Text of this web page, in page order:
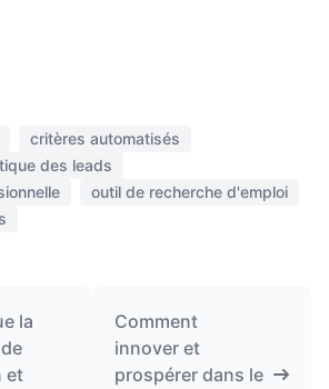
critères automatisés
des leads
outil de recherche d'emploi
la
et
Comment
innover et
prospérer dans le